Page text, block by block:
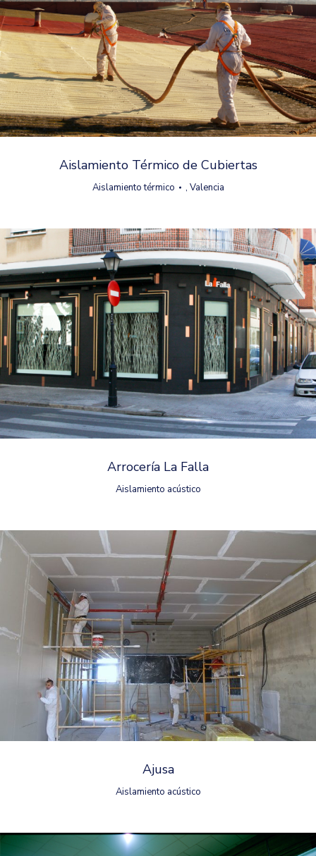
Aislamiento Térmico de Cubiertas
Aislamiento térmico , Valencia
Arrocería La Falla
Aislamiento acústico
Ajusa
Aislamiento acústico